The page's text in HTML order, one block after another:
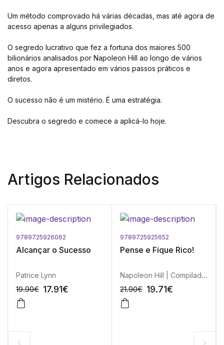
Um método comprovado há várias décadas, mas até agora de
acesso apenas a alguns privilegiados.
O segredo lucrativo que fez a fortuna dos maiores 500
bilionários analisados por Napoleon Hill ao longo de vários
anos e agora apresentado em vários passos práticos e
diretos.
O sucesso não é um mistério. É uma estratégia.
Descubra o segredo e comece a aplicá-lo hoje.
Artigos Relacionados
9789725926062
Alcançar o Sucesso
Patrice Lynn
19.90€ 17.91€
9789725925652
Pense e Fique Rico!
Napoleon Hill | Compilada por Ross Cornwell
21.90€ 19.71€